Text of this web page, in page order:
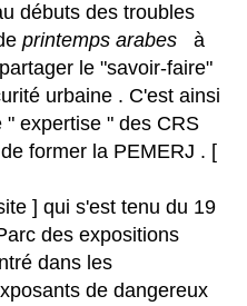
débuts des troubles
printemps arabes à
le "savoir-faire"
urbaine . C'est ainsi
expertise " des CRS
former la PEMERJ . [
] qui s'est tenu du 19
des expositions
dans les
de dangereux